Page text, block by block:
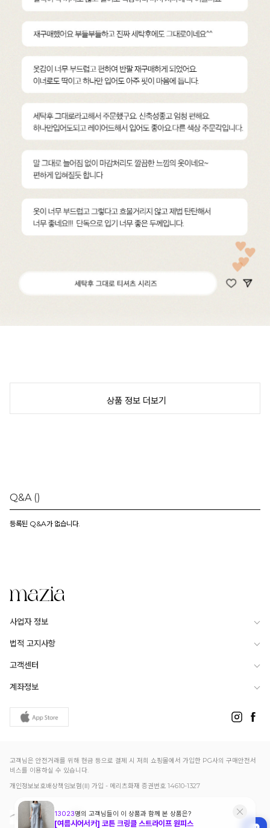
상품 정보 더보기
Q&A ()
등록된 Q&A가 없습니다.
사업자 정보
법적 고지사항
고객센터
계좌정보
고객님은 안전거래를 위해 현금 등으로 결제 시 저희 쇼핑몰에서 가입한 PG사의 구매안전서
비스를 이용하실 수 있습니다.
개인정보보호배상책임보험(Ⅱ) 가입 - 메리츠화재 증권번호 14610-1327